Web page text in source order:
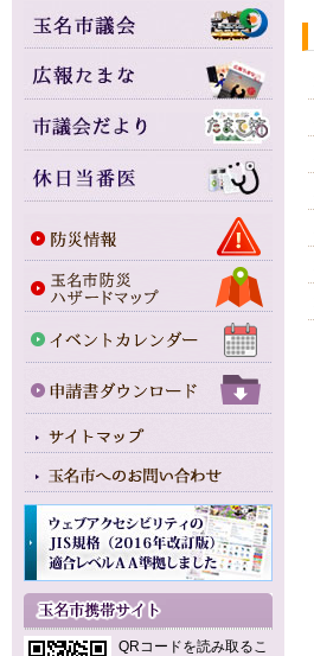
QRコードを読み取るこ